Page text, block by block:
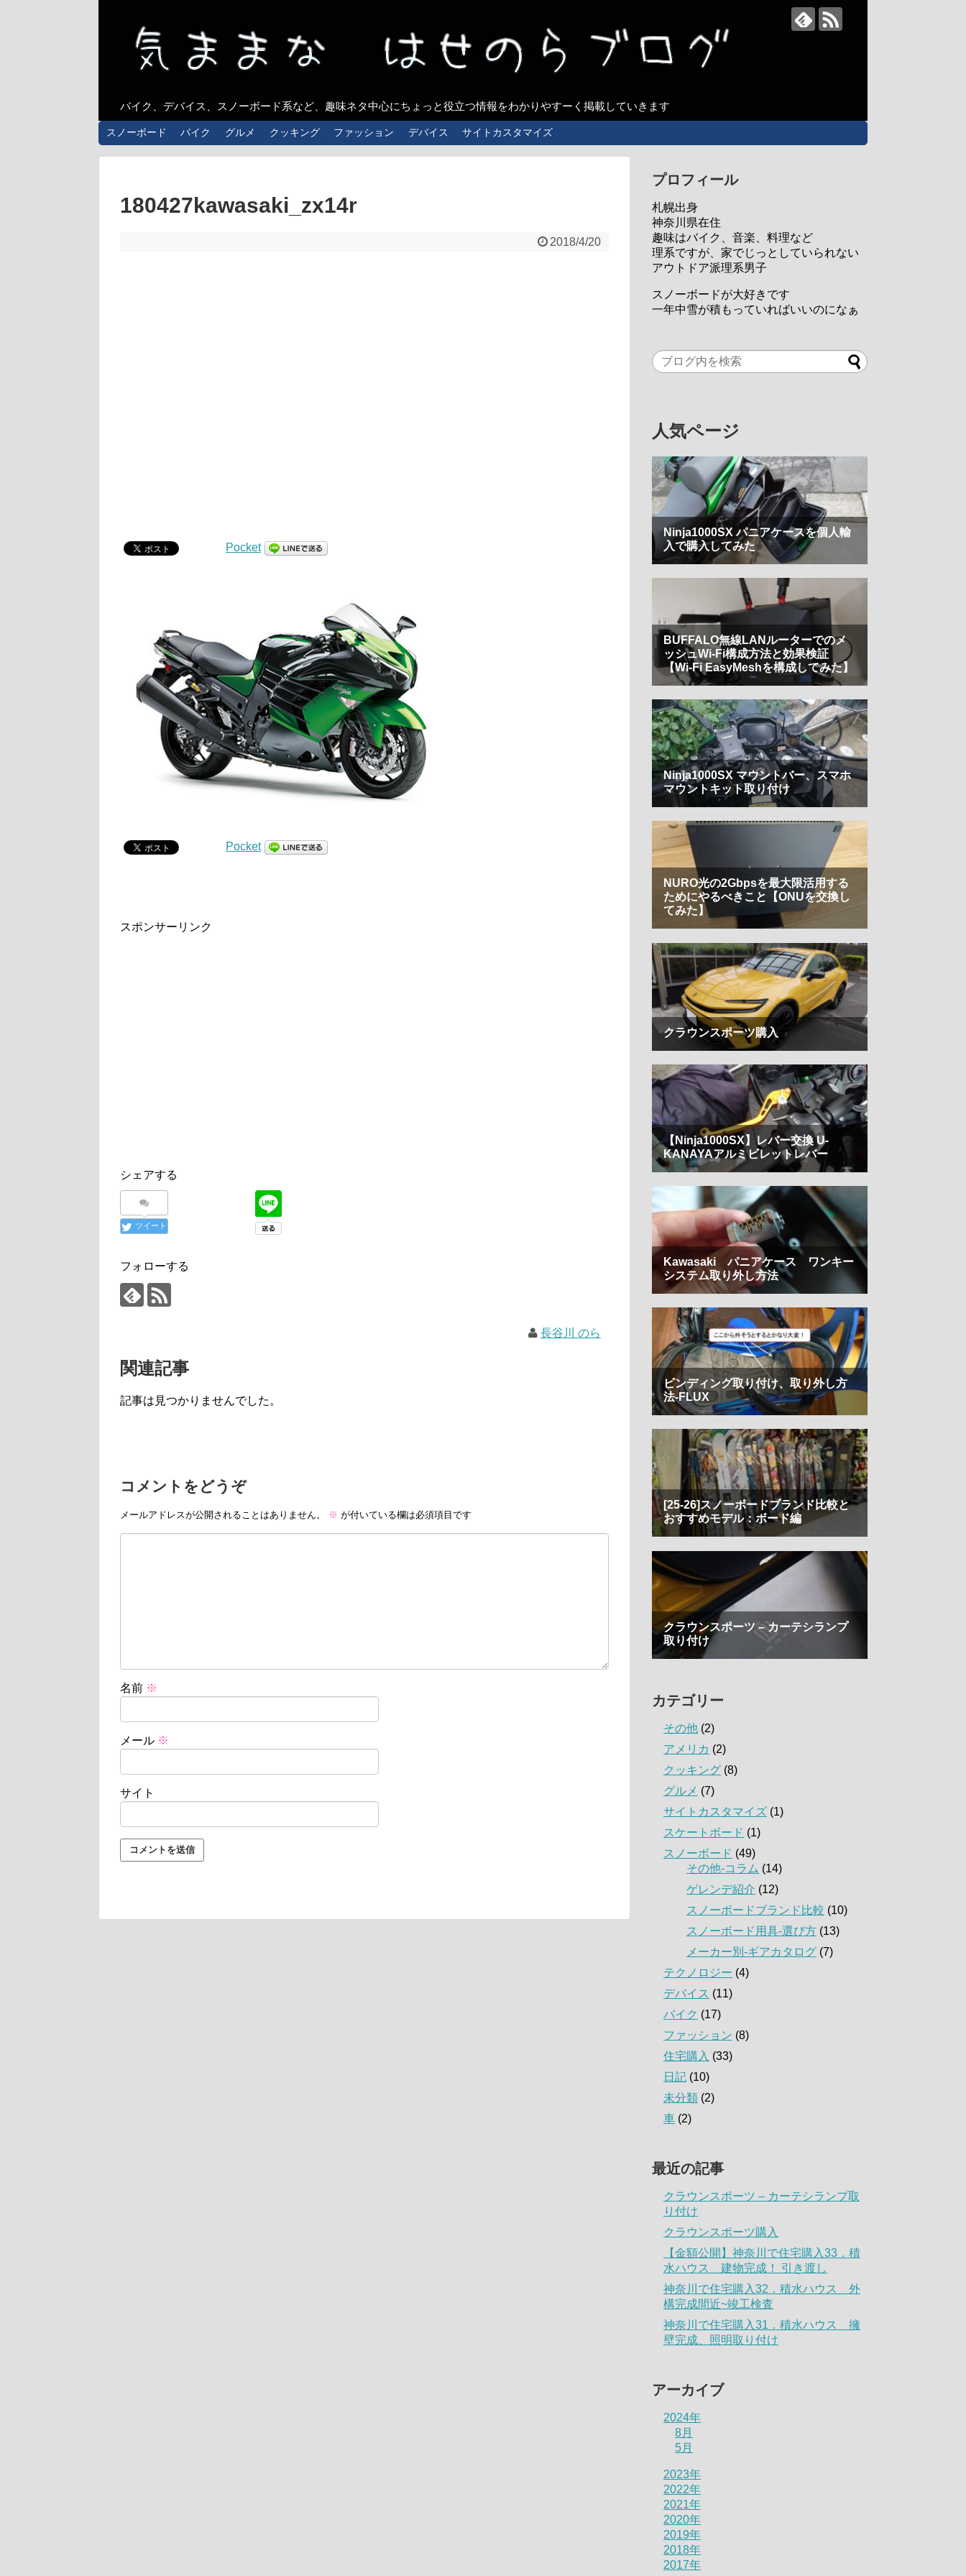
バイク、デバイス、スノーボード系など、趣味ネタ中心にちょっと役立つ情報をわかりやすーく掲載していきます
スノーボード バイク グルメ クッキング ファッション デバイス サイトカスタマイズ
180427kawasaki_zx14r
2018/4/20
Pocket
Pocket
スポンサーリンク
シェアする
ツイート
フォローする
長谷川 のら
関連記事
記事は見つかりませんでした。
コメントをどうぞ
メールアドレスが公開されることはありません。 ※ が付いている欄は必須項目です
名前 ※
メール ※
サイト
プロフィール
札幌出身
神奈川県在住
趣味はバイク、音楽、料理など
理系ですが、家でじっとしていられない
アウトドア派理系男子
スノーボードが大好きです
一年中雪が積もっていればいいのになぁ
人気ページ
カテゴリー
その他 (2)
アメリカ (2)
クッキング (8)
グルメ (7)
サイトカスタマイズ (1)
スケートボード (1)
スノーボード (49)
その他-コラム (14)
ゲレンデ紹介 (12)
スノーボードブランド比較 (10)
スノーボード用具-選び方 (13)
メーカー別-ギアカタログ (7)
テクノロジー (4)
デバイス (11)
バイク (17)
ファッション (8)
住宅購入 (33)
日記 (10)
未分類 (2)
車 (2)
最近の記事
クラウンスポーツ – カーテシランプ取
り付け
クラウンスポーツ購入
【金額公開】神奈川で住宅購入33．積
水ハウス 建物完成！ 引き渡し
神奈川で住宅購入32．積水ハウス 外
構完成間近~竣工検査
神奈川で住宅購入31．積水ハウス 擁
壁完成、照明取り付け
アーカイブ
2024年
8月
5月
2023年
2022年
2021年
2020年
2019年
2018年
2017年